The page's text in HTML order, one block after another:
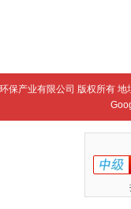
保产业有限公司 版权所有